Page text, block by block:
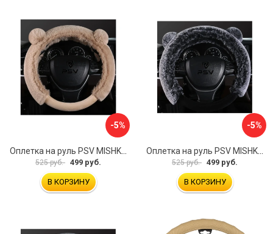
-5%
Оплетка на руль PSV MISHKA Premium 136099
525 руб. 499 руб.
В КОРЗИНУ
-5%
Оплетка на руль PSV MISHKA Premium 136095
525 руб. 499 руб.
В КОРЗИНУ